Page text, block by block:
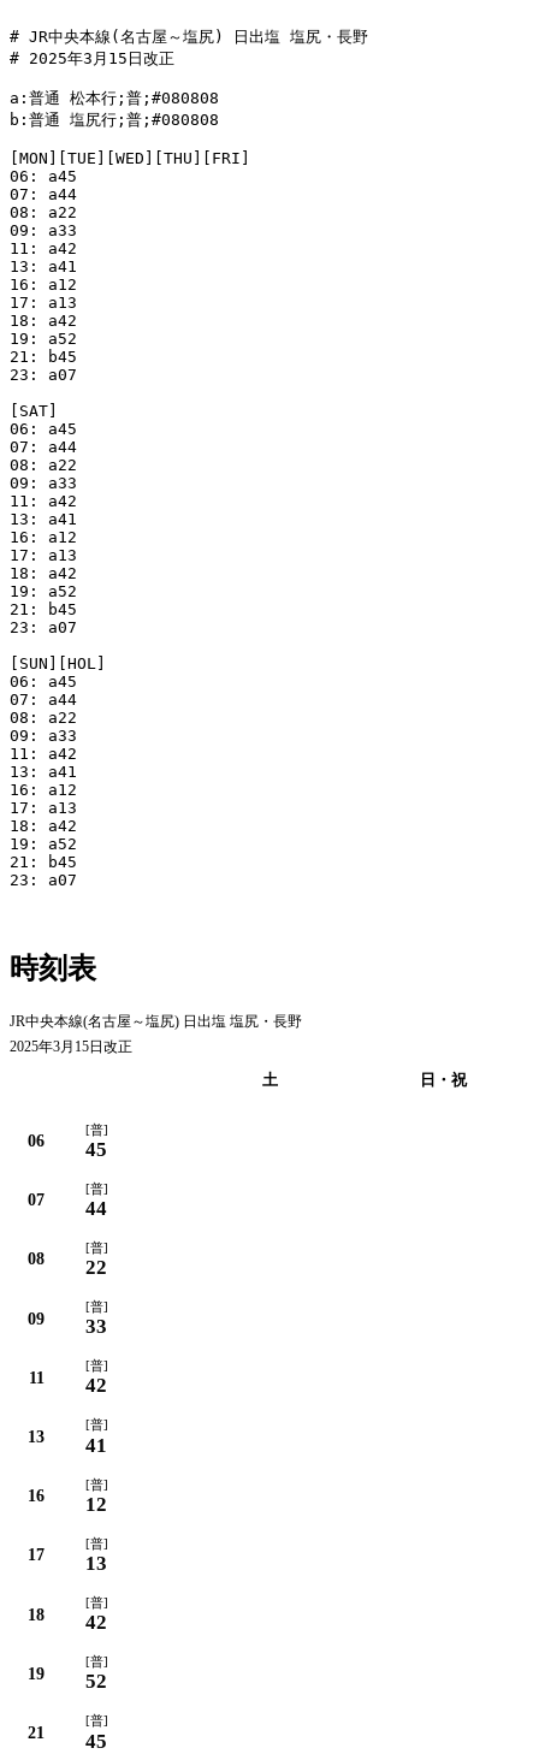
# JR中央本線(名古屋～塩尻) 日出塩 塩尻・長野
# 2025年3月15日改正
a:普通 松本行;普;#080808
b:普通 塩尻行;普;#080808
[MON][TUE][WED][THU][FRI]
06: a45
07: a44
08: a22
09: a33
11: a42
13: a41
16: a12
17: a13
18: a42
19: a52
21: b45
23: a07
[SAT]
06: a45
07: a44
08: a22
09: a33
11: a42
13: a41
16: a12
17: a13
18: a42
19: a52
21: b45
23: a07
[SUN][HOL]
06: a45
07: a44
08: a22
09: a33
11: a42
13: a41
16: a12
17: a13
18: a42
19: a52
21: b45
23: a07
時刻表
JR中央本線(名古屋～塩尻) 日出塩 塩尻・長野
2025年3月15日改正
土 日・祝
06
[普]
45
07
[普]
44
08
[普]
22
09
[普]
33
11
[普]
42
13
[普]
41
16
[普]
12
17
[普]
13
18
[普]
42
19
[普]
52
21
[普]
45